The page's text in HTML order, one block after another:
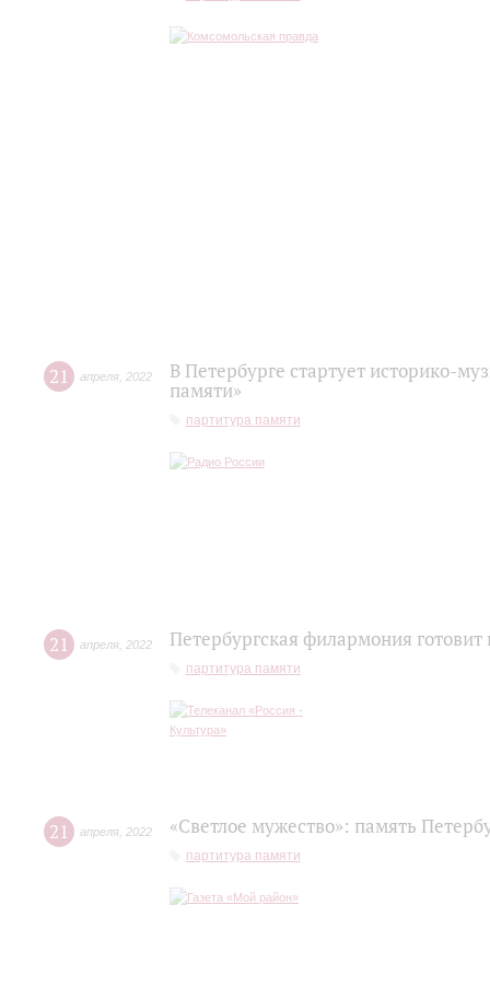
21 апреля 2022
В Петербурге стартует историко-
памяти»
партитура памяти
21 апреля 2022 Петербургская филармония
партитура памяти
21 апреля 2022 «Светлое мужество»: память
партитура памяти